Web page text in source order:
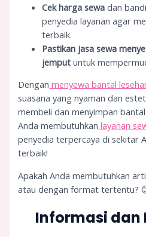
Cek harga sewa dan
penyedia layanan agar
terbaik.
Pastikan jasa sewa
jemput untuk
Dengan menyewa bantal
suasana yang nyaman dan
membeli dan menyimpan
Anda membutuhkan layanan
penyedia terpercaya di sekitar
terbaik!
Apakah Anda membutuhkan
atau dengan format tertentu?
Informasi dan